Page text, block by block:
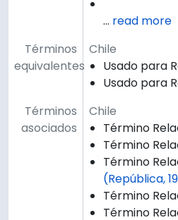
… read more
Términos
equivalentes
Chile
Usado para
Usado para
Términos
asociados
Chile
Término
Término
Término
(República,
Término
Término